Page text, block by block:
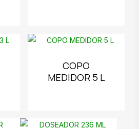
COPO
MEDIDOR 5 L